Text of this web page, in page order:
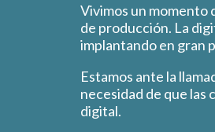
Vivimos un momento
de producción. La
implantando en gran
Estamos ante la
necesidad de que las
digital.